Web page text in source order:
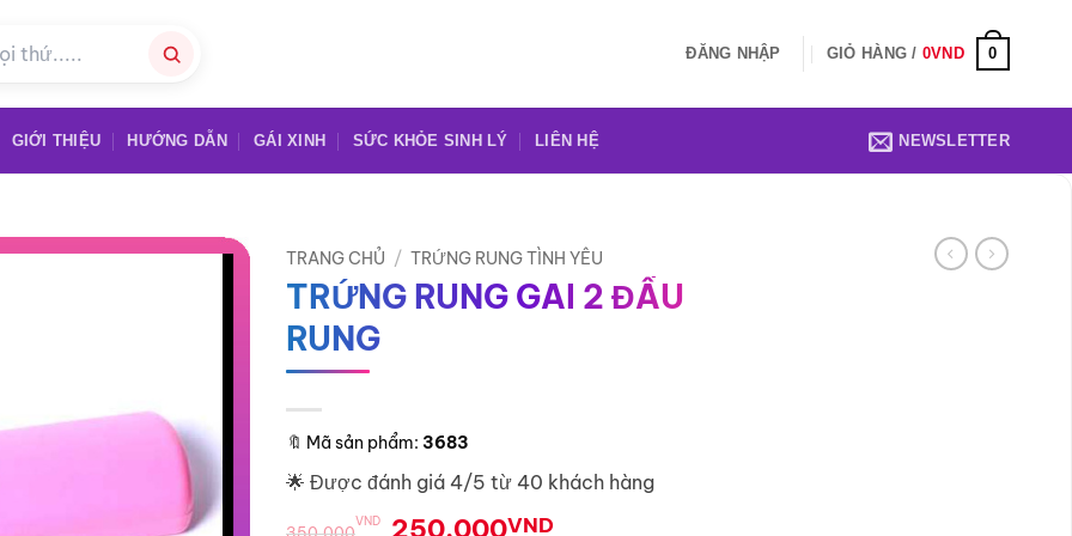
ĐĂNG NHẬP GIỎ HÀNG / 0VND 0
GIỚI THIỆU HƯỚNG DẪN GÁI XINH SỨC KHỎE SINH LÝ LIÊN HỆ NEWSLETTER
TRANG CHỦ / TRỨNG RUNG TÌNH YÊU
TRỨNG RUNG GAI 2 ĐẦU
RUNG
🔖 Mã sản phẩm: 3683
🌟 Được đánh giá 4/5 từ 40 khách hàng
VND Giá
250.000VNDGiá